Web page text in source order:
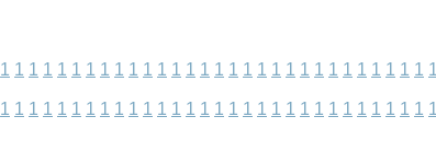
1 1 1 1 1 1 1 1 1 1 1 1 1 1 1 1 1 1 1 1 1 1 1 1 1 1 1 1 1 1 1
1 1 1 1 1 1 1 1 1 1 1 1 1 1 1 1 1 1 1 1 1 1 1 1 1 1 1 1 1 1 1